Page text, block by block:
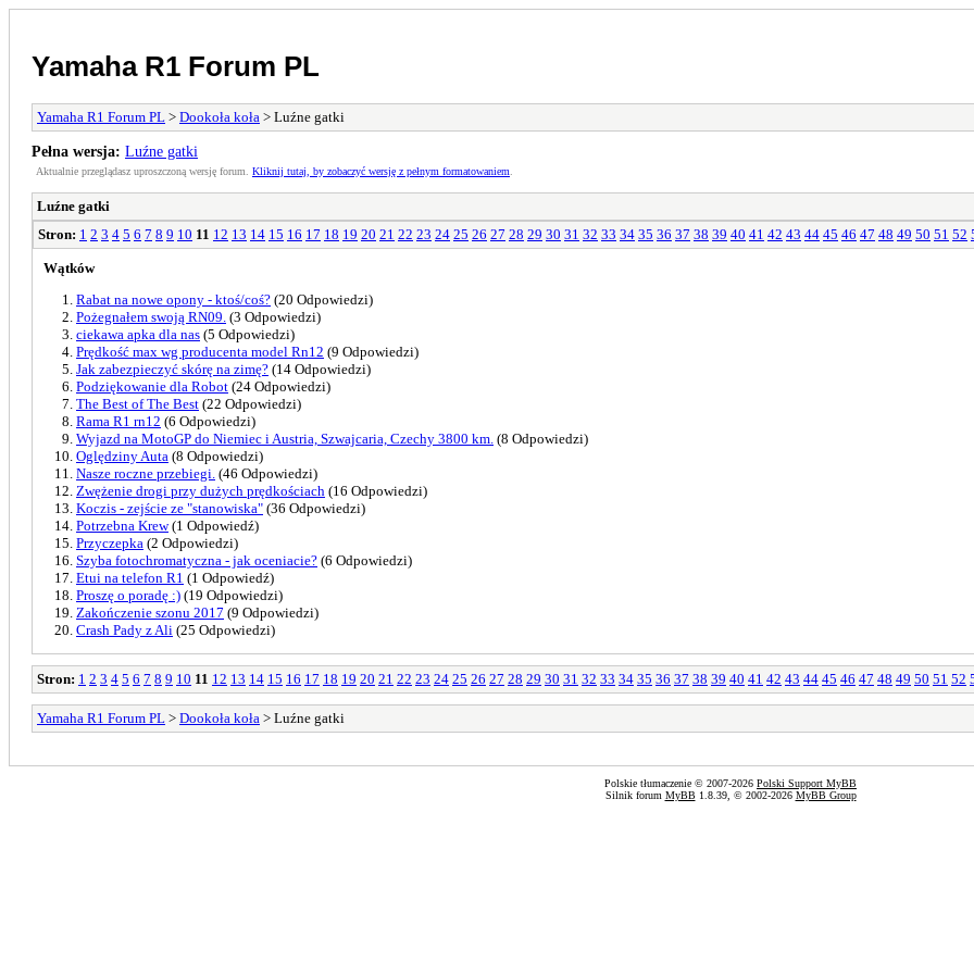
Yamaha R1 Forum PL
Yamaha R1 Forum PL > Dookoła koła > Luźne gatki
Pełna wersja: Luźne gatki
Aktualnie przeglądasz uproszczoną wersję forum. Kliknij tutaj, by zobaczyć wersję z pełnym formatowaniem
Luźne gatki
Stron: 1 2 3 4 5 6 7 8 9 10 11 12 13 14 15 16 17 18 19 20 21 22 23 24 25 26 27 28 29 30 31 32 33 34 35 36 37 38 39 40 41 42 43 44 45 46 47 48 49 50 51 52
Wątków
Rabat na nowe opony - ktoś/coś? (20 Odpowiedzi)
Pożegnałem swoją RN09. (3 Odpowiedzi)
ciekawa apka dla nas (5 Odpowiedzi)
Prędkość max wg producenta model Rn12 (9 Odpowiedzi)
Jak zabezpieczyć skórę na zimę? (14 Odpowiedzi)
Podziękowanie dla Robot (24 Odpowiedzi)
The Best of The Best (22 Odpowiedzi)
Rama R1 rn12 (6 Odpowiedzi)
Wyjazd na MotoGP do Niemiec i Austria, Szwajcaria, Czechy 3800 km. (8 Odpowiedzi)
Oględziny Auta (8 Odpowiedzi)
Nasze roczne przebiegi. (46 Odpowiedzi)
Zwężenie drogi przy dużych prędkościach (16 Odpowiedzi)
Koczis - zejście ze "stanowiska" (36 Odpowiedzi)
Potrzebna Krew(1 Odpowiedź)
Przyczepka (2 Odpowiedzi)
Szyba fotochromatyczna - jak oceniacie? (6 Odpowiedzi)
Etui na telefon R1 (1 Odpowiedź)
Proszę o poradę :) (19 Odpowiedzi)
Zakończenie szonu 2017 (9 Odpowiedzi)
Crash Pady z Ali (25 Odpowiedzi)
Stron: 1 2 3 4 5 6 7 8 9 10 11 12 13 14 15 16 17 18 19 20 21 22 23 24 25 26 27 28 29 30 31 32 33 34 35 36 37 38 39 40 41 42 43 44 45 46 47 48 49 50 51 52
Yamaha R1 Forum PL > Dookoła koła > Luźne gatki
Polskie tłumaczenie © 2007-2026 Polski Support MyBB
Silnik forum MyBB1.8.39, © 2002-2026 MyBB Group